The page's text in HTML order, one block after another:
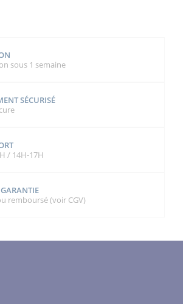
sous 1 semaine
SÉCURISÉ
/ 14H-17H
remboursé (voir CGV)